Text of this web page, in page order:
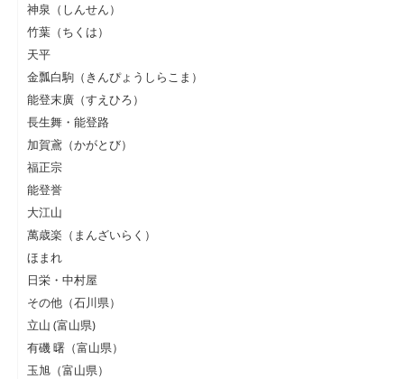
神泉（しんせん）
竹葉（ちくは）
天平
金瓢白駒（きんぴょうしらこま）
能登末廣（すえひろ）
長生舞・能登路
加賀鳶（かがとび）
福正宗
能登誉
大江山
萬歳楽（まんざいらく）
ほまれ
日栄・中村屋
その他（石川県）
立山 (富山県)
有磯 曙（富山県）
玉旭（富山県）